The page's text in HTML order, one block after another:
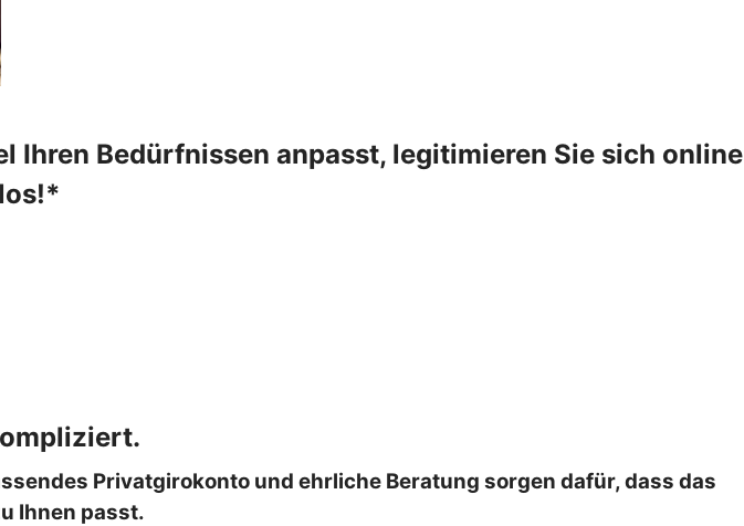
Ihren Bedürfnissen anpasst, legitimieren Sie sich online
Privatgirokonto und ehrliche Beratung sorgen dafür, dass das
Ihnen passt.